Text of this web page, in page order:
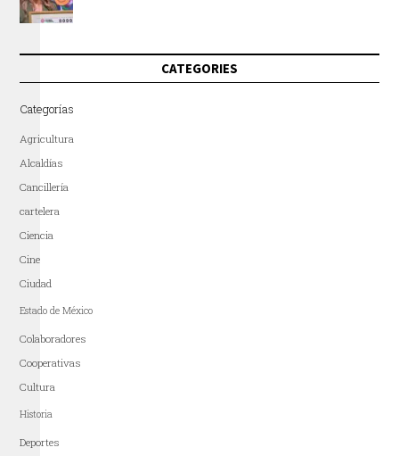
CATEGORIES
Categorías
Agricultura
Alcaldías
Cancillería
cartelera
Ciencia
Cine
Ciudad
Estado de México
Colaboradores
Cooperativas
Cultura
Historia
Deportes